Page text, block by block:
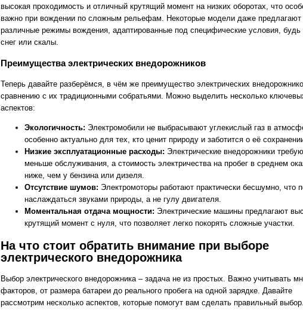
высокая проходимость и отличный крутящий момент на низких оборотах, что
важно при вождении по сложным рельефам. Некоторые модели даже предлагают
различные режимы вождения, адаптированные под специфические условия, будь
снег или скалы.
Преимущества электрических внедорожников
Теперь давайте разберёмся, в чём же преимущество электрических
сравнению с их традиционными собратьями. Можно выделить несколько
аспектов:
Экологичность: Электромобили не выбрасывают углекислый газ в
особенно актуально для тех, кто ценит природу и заботится о её
Низкие эксплуатационные расходы: Электрические внедорожники
меньше обслуживания, а стоимость электричества на пробег в среднем
ниже, чем у бензина или дизеля.
Отсутствие шумов: Электромоторы работают практически бесшумно, что
наслаждаться звуками природы, а не гулу двигателя.
Моментальная отдача мощности: Электрические машины предлагают
крутящий момент с нуля, что позволяет легко покорять сложные участки.
На что стоит обратить внимание при выборе
электрического внедорожника
Выбор электрического внедорожника – задача не из простых. Важно учитывать
факторов, от размера батареи до реального пробега на одной зарядке. Давайте
рассмотрим несколько аспектов, которые помогут вам сделать правильный выбор.